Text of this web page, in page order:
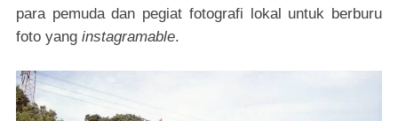
para pemuda dan pegiat fotografi lokal untuk berburu
foto yang instagramable.